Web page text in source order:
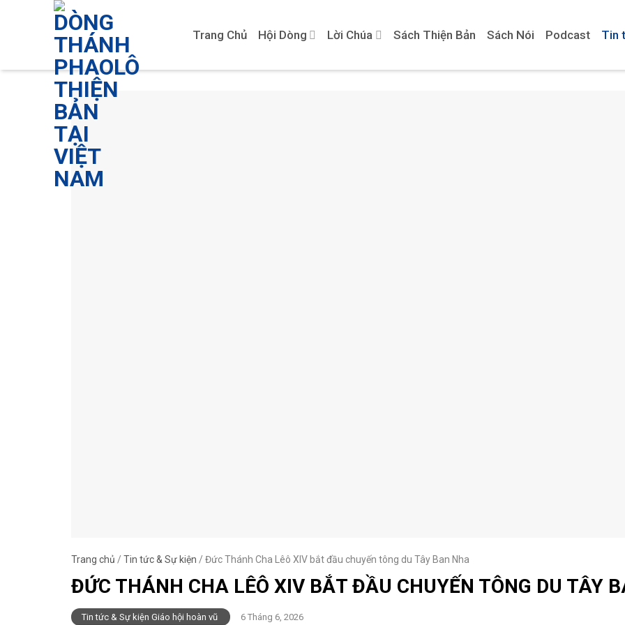
Trang Chủ Hội Dòng Lời Chúa Sách Thiện Bản Sách Nói Podcast Tin
Trang chủ / Tin tức & Sự kiện / Đức Thánh Cha Lêô XIV bắt đầu chuyến tông du Tây Ban Nha
ĐỨC THÁNH CHA LÊÔ XIV BẮT ĐẦU CHUYẾN TÔNG DU TÂY
Tin tức & Sự kiện Giáo hội hoàn vũ 6 Tháng 6, 2026